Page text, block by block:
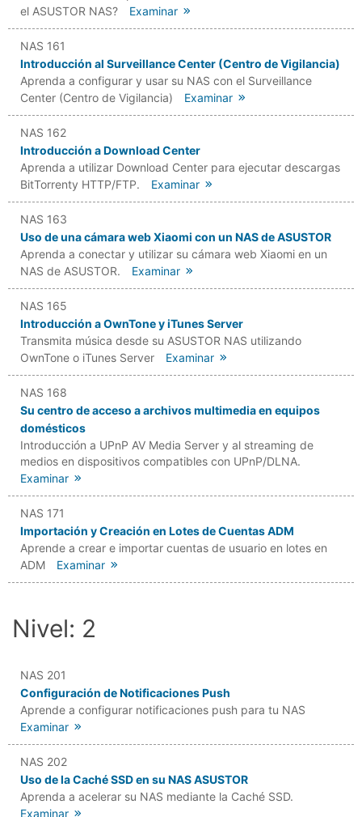
el ASUSTOR NAS?
Examinar
NAS 161
Introducción al Surveillance Center (Centro de Vigilancia)
Aprenda a configurar y usar su NAS con el Surveillance
Center (Centro de Vigilancia)
Examinar
NAS 162
Introducción a Download Center
Aprenda a utilizar Download Center para ejecutar descargas
BitTorrenty HTTP/FTP.
Examinar
NAS 163
Uso de una cámara web Xiaomi con un NAS de ASUSTOR
Aprenda a conectar y utilizar su cámara web Xiaomi en un
NAS de ASUSTOR.
Examinar
NAS 165
Introducción a OwnTone y iTunes Server
Transmita música desde su ASUSTOR NAS utilizando
OwnTone o iTunes Server
Examinar
NAS 168
Su centro de acceso a archivos multimedia en equipos
domésticos
Introducción a UPnP AV Media Server y al streaming de
medios en dispositivos compatibles con UPnP/DLNA.
Examinar
NAS 171
Importación y Creación en Lotes de Cuentas ADM
Aprende a crear e importar cuentas de usuario en lotes en
ADM
Examinar
Nivel: 2
NAS 201
Configuración de Notificaciones Push
Aprende a configurar notificaciones push para tu NAS
Examinar
NAS 202
Uso de la Caché SSD en su NAS ASUSTOR
Aprenda a acelerar su NAS mediante la Caché SSD.
Examinar